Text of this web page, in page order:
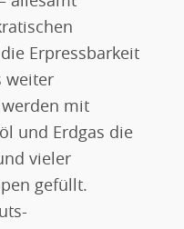
Erpressbarkeit
weiter
mit
und Erdgas die
vieler
gefüllt.